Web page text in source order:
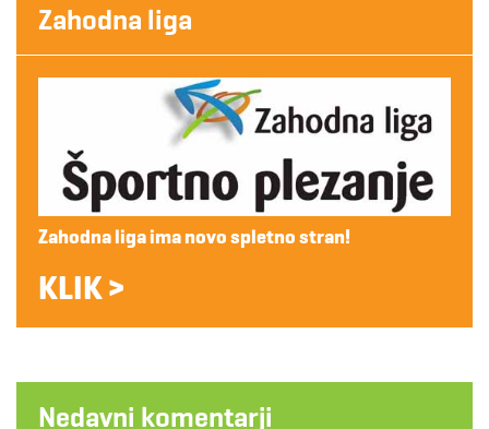
Zahodna liga
Zahodna liga ima novo spletno stran!
KLIK >
Nedavni komentarji